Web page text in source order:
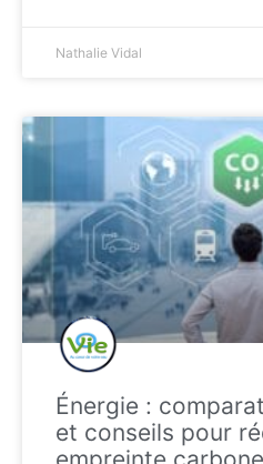
Nathalie Vidal
Énergie :
et conseils pour